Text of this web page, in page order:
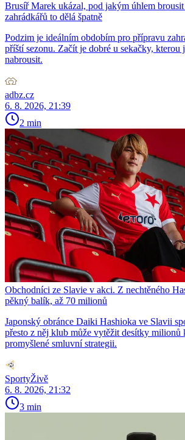
Brusíř Marek ukázal, pod jakým úhlem
zahrádkářů to dělá špatně
Podzim je ideálním obdobím pro přípravu
příští sezonu. Začít je dobré u sekačky, kterou
nabrousit.
adbz.cz
6. 8. 2026, 21:39
2 min
Obchodníci ze Slavie v akci. Z nechtěného
pěkný balík, až 70 milionů
Japonský obránce Daiki Hashioka ve Slavii
přesto z něj klub může vytěžit desítky milionů
promyšlené smluvní strategii.
SportyŽivě
6. 8. 2026, 21:32
3 min